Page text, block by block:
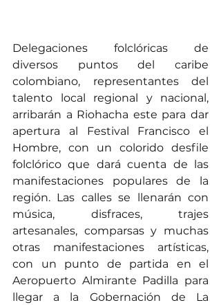
Delegaciones folclóricas de
diversos puntos del caribe
colombiano, representantes del
talento local regional y nacional,
arribarán a Riohacha este para dar
apertura al Festival Francisco el
Hombre, con un colorido desfile
folclórico que dará cuenta de las
manifestaciones populares de la
región. Las calles se llenarán con
música, disfraces, trajes
artesanales, comparsas y muchas
otras manifestaciones artísticas,
con un punto de partida en el
Aeropuerto Almirante Padilla para
llegar a la Gobernación de La